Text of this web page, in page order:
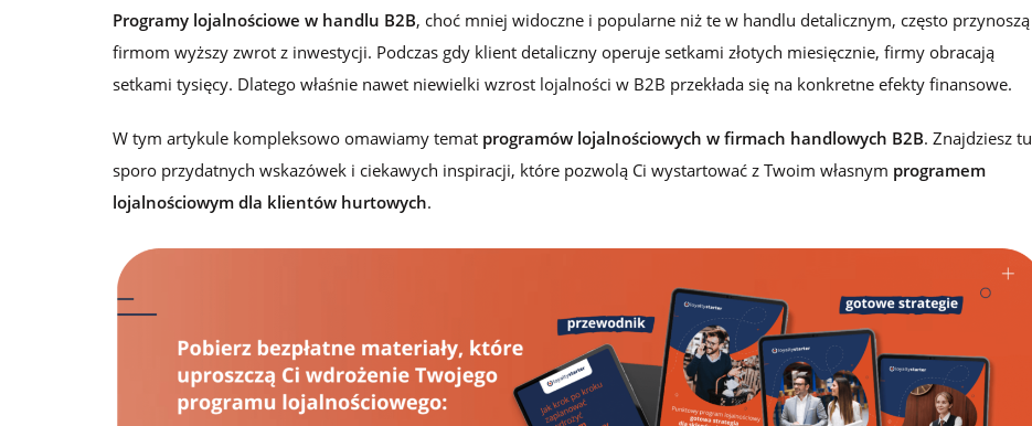
Programy lojalnościowe w handlu B2B, choć mniej widoczne i popularne niż te w handlu detalicznym, często przynoszą
firmom wyższy zwrot z inwestycji. Podczas gdy klient detaliczny operuje setkami złotych miesięcznie, firmy obracają
setkami tysięcy. Dlatego właśnie nawet niewielki wzrost lojalności w B2B przekłada się na konkretne efekty finansowe.
W tym artykule kompleksowo omawiamy temat programów lojalnościowych w firmach handlowych B2B. Znajdziesz tu
sporo przydatnych wskazówek i ciekawych inspiracji, które pozwolą Ci wystartować z Twoim własnym programem
lojalnościowym dla klientów hurtowych.